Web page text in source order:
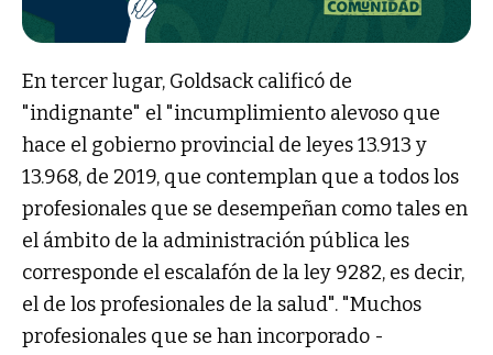
En tercer lugar, Goldsack calificó de
"indignante" el "incumplimiento alevoso que
hace el gobierno provincial de leyes 13.913 y
13.968, de 2019, que contemplan que a todos los
profesionales que se desempeñan como tales en
el ámbito de la administración pública les
corresponde el escalafón de la ley 9282, es decir,
el de los profesionales de la salud". "Muchos
profesionales que se han incorporado -